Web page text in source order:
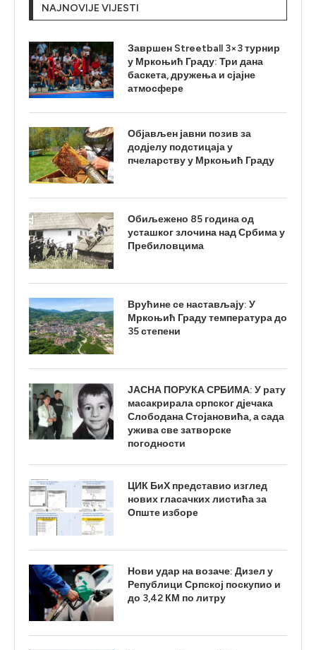
NAJNOVIJE VIJESTI
Завршен Streetball 3×3 турнир
у Мркоњић Граду: Три дана
баскета, дружења и сјајне
атмосфере
Објављен јавни позив за
додјелу подстицаја у
пчеларству у Мркоњић Граду
Обиљежено 85 година од
усташког злочина над Србима у
Пребиловцима
Врућине се настављају: У
Мркоњић Граду температура до
35 степени
ЈАСНА ПОРУКА СРБИМА: У рату
масакрирала српског дјечака
Слободана Стојановића, а сада
ужива све затворске
погодности
ЦИК БиХ представио изглед
нових гласачких листића за
Опште изборе
Нови удар на возаче: Дизел у
Републици Српској поскупио и
до 3,42 КМ по литру